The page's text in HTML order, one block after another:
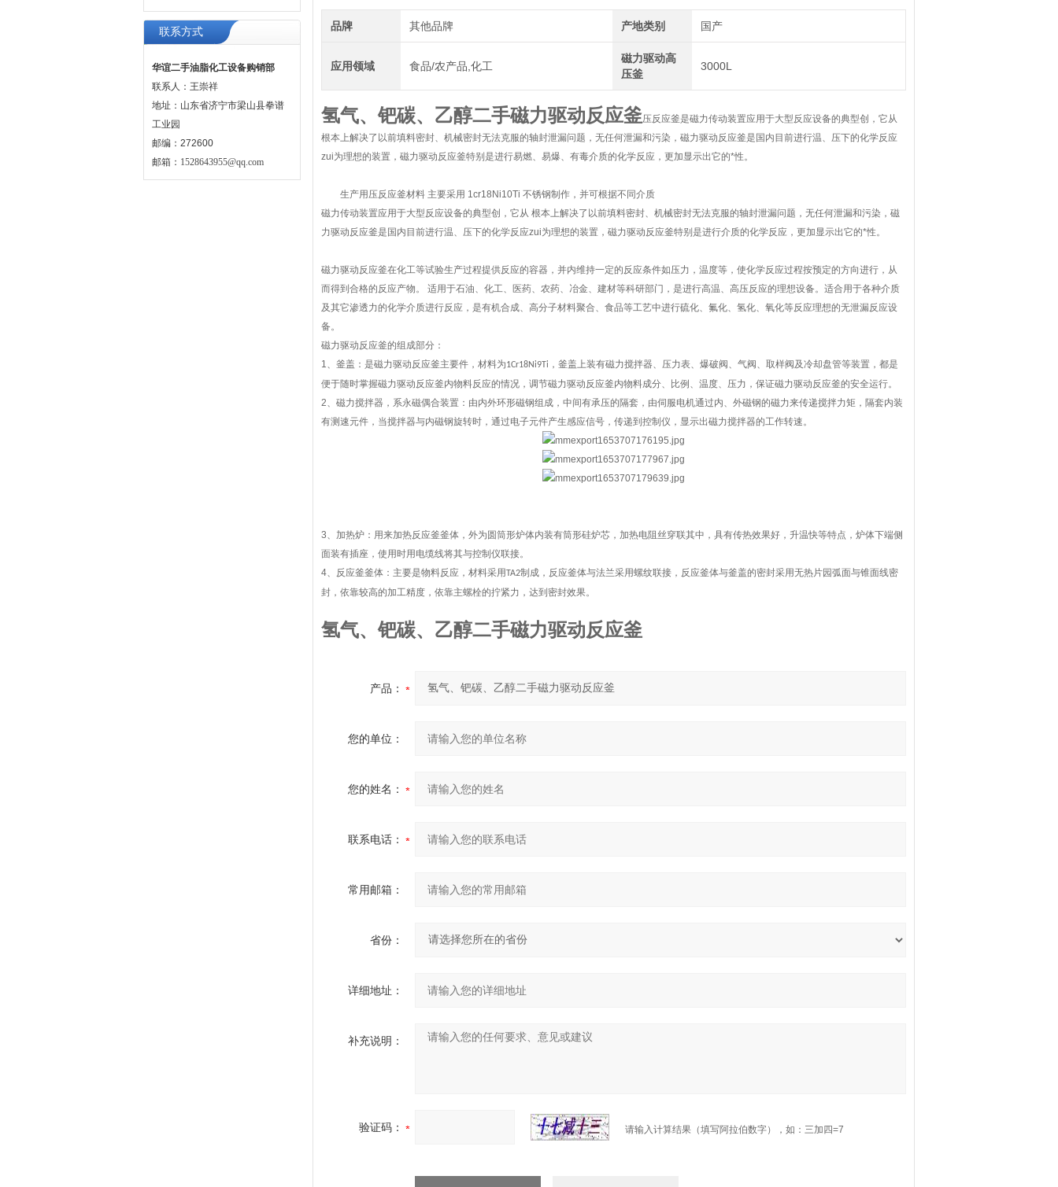
联系方式
华谊二手油脂化工设备购销部
联系人：王崇祥
地址：山东省济宁市梁山县拳谱
工业园
邮编：272600
邮箱： 1528643955@qq.com
品牌 其他品牌 产地类别 国产
应用领域 食品/农产品,化工
磁力驱动高
压釜
3000L
氢气、钯碳、乙醇二手磁力驱动反应釜压反应釜是磁力传动装置应用于大型反应设备的典型创，它从
根本上解决了以前填料密封、机械密封无法克服的轴封泄漏问题，无任何泄漏和污染，磁力驱动反应釜是国内目前进行温、压下的化学反应
zui为理想的装置，磁力驱动反应釜特别是进行易燃、易爆、有毒介质的化学反应，更加显示出它的*性。
生产用压反应釜材料 主要采用 1cr18Ni10Ti 不锈钢制作，并可根据不同介质
磁力传动装置应用于大型反应设备的典型创，它从 根本上解决了以前填料密封、机械密封无法克服的轴封泄漏问题，无任何泄漏和污染，磁
力驱动反应釜是国内目前进行温、压下的化学反应zui为理想的装置，磁力驱动反应釜特别是进行介质的化学反应，更加显示出它的*性。
磁力驱动反应釜在化工等试验生产过程提供反应的容器，并内维持一定的反应条件如压力，温度等，使化学反应过程按预定的方向进行，从
而得到合格的反应产物。
适用于石油、化工、医药、农药、冶金、建材等科研部门，是进行高温、高压反应的理想设备。适合用于各种介质
及其它渗透力的化学介质进行反应，是有机合成、高分子材料聚合、食品等工艺中进行硫化、氟化、氢化、氧化等反应理想的无泄漏反应设
备。
磁力驱动反应釜的组成部分：
1、釜盖：是磁力驱动反应釜主要件，材料为1Cr18Ni9Ti ，釜盖上装有磁力搅拌器、压力表、爆破阀、气阀、取样阀及冷却盘管等装置，都是
便于随时掌握磁力驱动反应釜内物料反应的情况，调节磁力驱动反应釜内物料成分、比例、温度、压力，保证磁力驱动反应釜的安全运行。
2、磁力搅拌器，系永磁偶合装置：由内外环形磁钢组成，中间有承压的隔套，由伺服电机通过内、外磁钢的磁力来传递搅拌力矩，隔套内装
有测速元件，当搅拌器与内磁钢旋转时，通过电子元件产生感应信号，传递到控制仪，显示出磁力搅拌器的工作转速。
3、加热炉：用来加热反应釜釜体，外为圆筒形炉体内装有筒形硅炉芯，加热电阻丝穿联其中，具有传热效果好，升温快等特点，炉体下端侧
面装有插座，使用时用电缆线将其与控制仪联接。
4、反应釜釜体：主要是物料反应，材料采用TA2制成，反应釜体与法兰采用螺纹联接，反应釜体与釜盖的密封采用无热片园弧面与锥面线密
封，依靠较高的加工精度，依靠主螺栓的拧紧力，达到密封效果。
氢气、钯碳、乙醇二手磁力驱动反应釜
产品：
您的单位：
您的姓名：
联系电话：
常用邮箱：
省份：
详细地址：
补充说明：
验证码： 请输入计算结果（填写阿拉伯数字），如：三加四=7